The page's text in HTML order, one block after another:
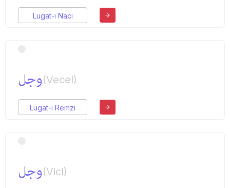
Lugat-ı Naci
وجل(Vecel)
Lugat-ı Remzi
وجل(Vicl)